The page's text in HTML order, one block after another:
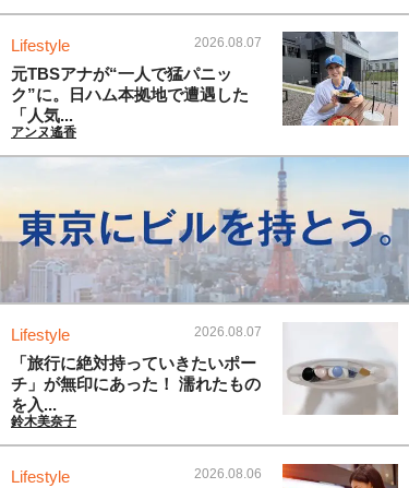
Lifestyle 2026.08.07
元TBSアナが“一人で猛パニッ
ク”に。日ハム本拠地で遭遇した
「人気...
アンヌ遙香
Lifestyle 2026.08.07
「旅行に絶対持っていきたいポー
チ」が無印にあった！ 濡れたもの
を入...
鈴木美奈子
Lifestyle 2026.08.06